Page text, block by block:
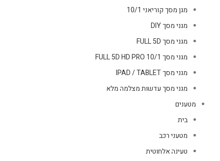
מגן מסך קוריאני 10/1
מגני מסך DIY
מגני מסך FULL 5D
מגני מסך FULL 5D HD PRO 10/1
מגני מסך IPAD / TABLET
מגני מסך עדשות מצלמה מלא
מטענים
בית
מטעני רכב
טעינה אלחוטית